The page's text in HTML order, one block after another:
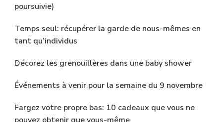
poursuivie)
Temps seul: récupérer la garde de nous-mêmes en
tant qu’individus
Décorez les grenouillères dans une baby shower
Événements à venir pour la semaine du 9 novembre
Fargez votre propre bas: 10 cadeaux que vous ne